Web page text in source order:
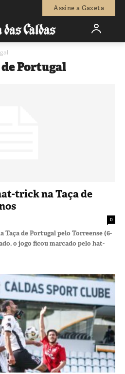
Assine a Gazeta
Portugal
trick na Taça de
0
Taça de Portugal pelo Torreense (6-
o jogo ficou marcado pelo hat-